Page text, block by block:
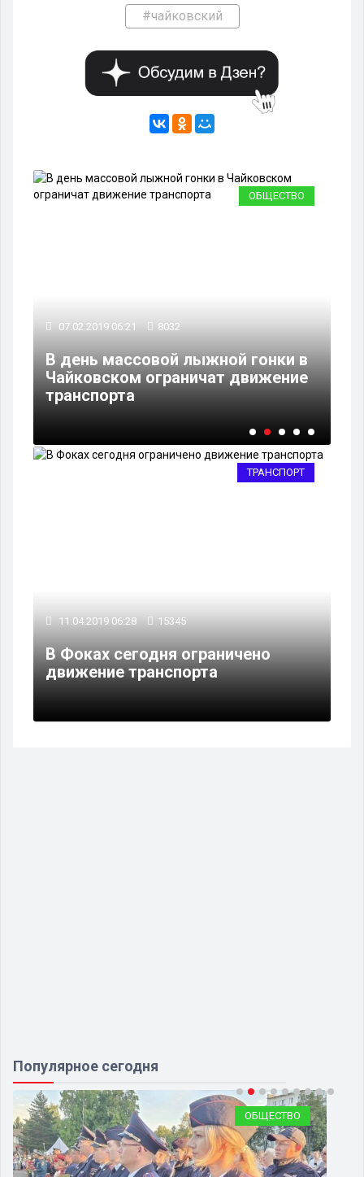
#чайковский
ОБЩЕСТВО
07.02.2019 06:21 8032
В день массовой лыжной гонки в
Чайковском ограничат движение
транспорта
ТРАНСПОРТ
11.04.2019 06:28 15345
В Фоках сегодня ограничено
движение транспорта
Популярное сегодня
ОБЩЕСТВО